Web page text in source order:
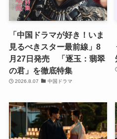
「中国ドラマが好き！いま
見るべきスター最前線」8
月27日発売 「逐玉：翡翠
の君」を徹底特集
2026.8.07 中国ドラマ